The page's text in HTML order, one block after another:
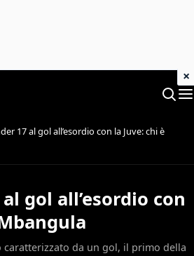
17 al gol all’esordio con la Juve: chi è
gol all’esordio con
caratterizzato da un gol, il primo della
×